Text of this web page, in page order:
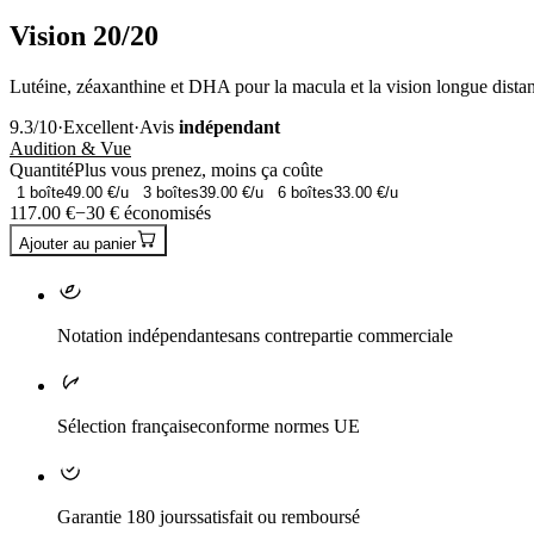
Vision 20/20
Lutéine, zéaxanthine et DHA pour la macula et la vision longue
9.3/10·Excellent·Avis indépendant
Audition & Vue
QuantitéPlus vous prenez, moins ça coûte
1 boîte49.00 €/u 3 boîtes39.00 €/u 6 boîtes33.00 €/u
117.00 €−30 € économisés
Ajouter au panier
Notation indépendantesans contrepartie commerciale
Sélection françaiseconforme normes UE
Garantie 180 jourssatisfait ou remboursé